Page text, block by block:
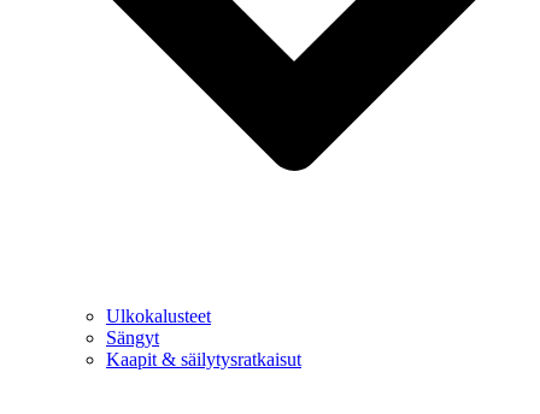
Ulkokalusteet
Sängyt
Kaapit & säilytysratkaisut